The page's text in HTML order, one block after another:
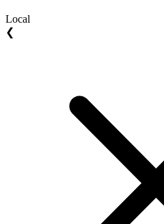
Local
❮